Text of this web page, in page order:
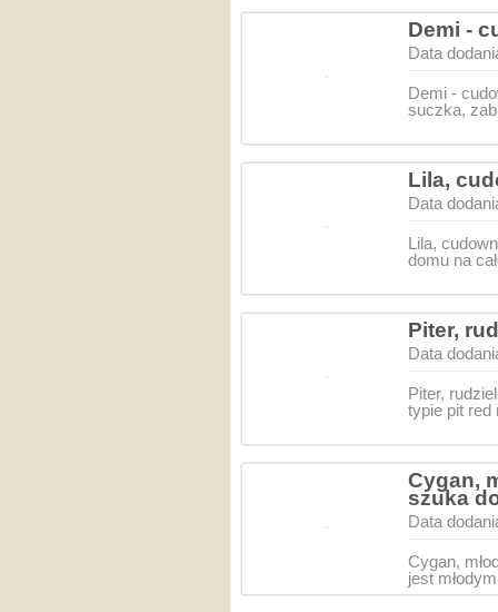
Demi -
Data
Demi -
suczka,
Lila,
Data
Lila,
domu na
Piter,
Data
Piter,
typie pit
Cygan,
szuka
Data
Cygan,
jest